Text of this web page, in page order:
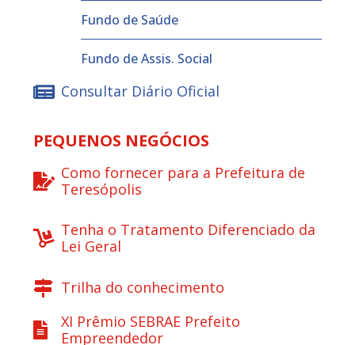
Fundo de Saúde
Fundo de Assis. Social
Consultar Diário Oficial
PEQUENOS NEGÓCIOS
Como fornecer para a Prefeitura de
Teresópolis
Tenha o Tratamento Diferenciado da
Lei Geral
Trilha do conhecimento
XI Prêmio SEBRAE Prefeito
Empreendedor